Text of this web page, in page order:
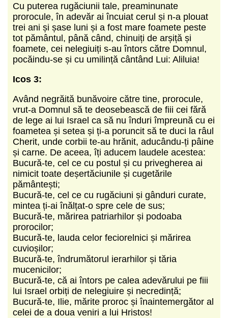
Cu puterea rugăciunii tale, preaminunate
prorocule, în adevăr ai încuiat cerul și n-a plouat
trei ani și șase luni și a fost mare foamete peste
tot pământul, până când, chinuiți de arșiță și
foamete, cei nelegiuiți s-au întors către Domnul,
pocăindu-se și cu umilință cântând Lui: Aliluia!
Icos 3:
Având negrăită bunăvoire către tine, prorocule,
vrut-a Domnul să te deosebească de fiii cei fără
de lege ai lui Israel ca să nu înduri împreună cu ei
foametea și setea și ți-a poruncit să te duci la râul
Cherit, unde corbii te-au hrănit, aducându-ți pâine
și carne. De aceea, îți aducem laudele acestea:
Bucură-te, cel ce cu postul și cu privegherea ai
nimicit toate deșertăciunile și cugetările
pământești;
Bucură-te, cel ce cu rugăciuni și gânduri curate,
mintea ți-ai înălțat-o spre cele de sus;
Bucură-te, mărirea patriarhilor și podoaba
prorocilor;
Bucură-te, lauda celor feciorelnici și mărirea
cuvioșilor;
Bucură-te, îndrumătorul ierarhilor și tăria
mucenicilor;
Bucură-te, că ai întors pe calea adevărului pe fiii
lui Israel orbiți de nelegiuire și necredință;
Bucură-te, Ilie, mărite proroc și înaintemergător al
celei de a doua veniri a lui Hristos!